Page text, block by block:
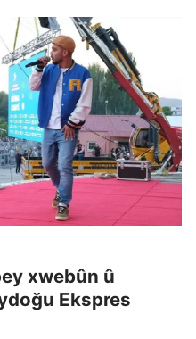
xwebûn û
Ekspres